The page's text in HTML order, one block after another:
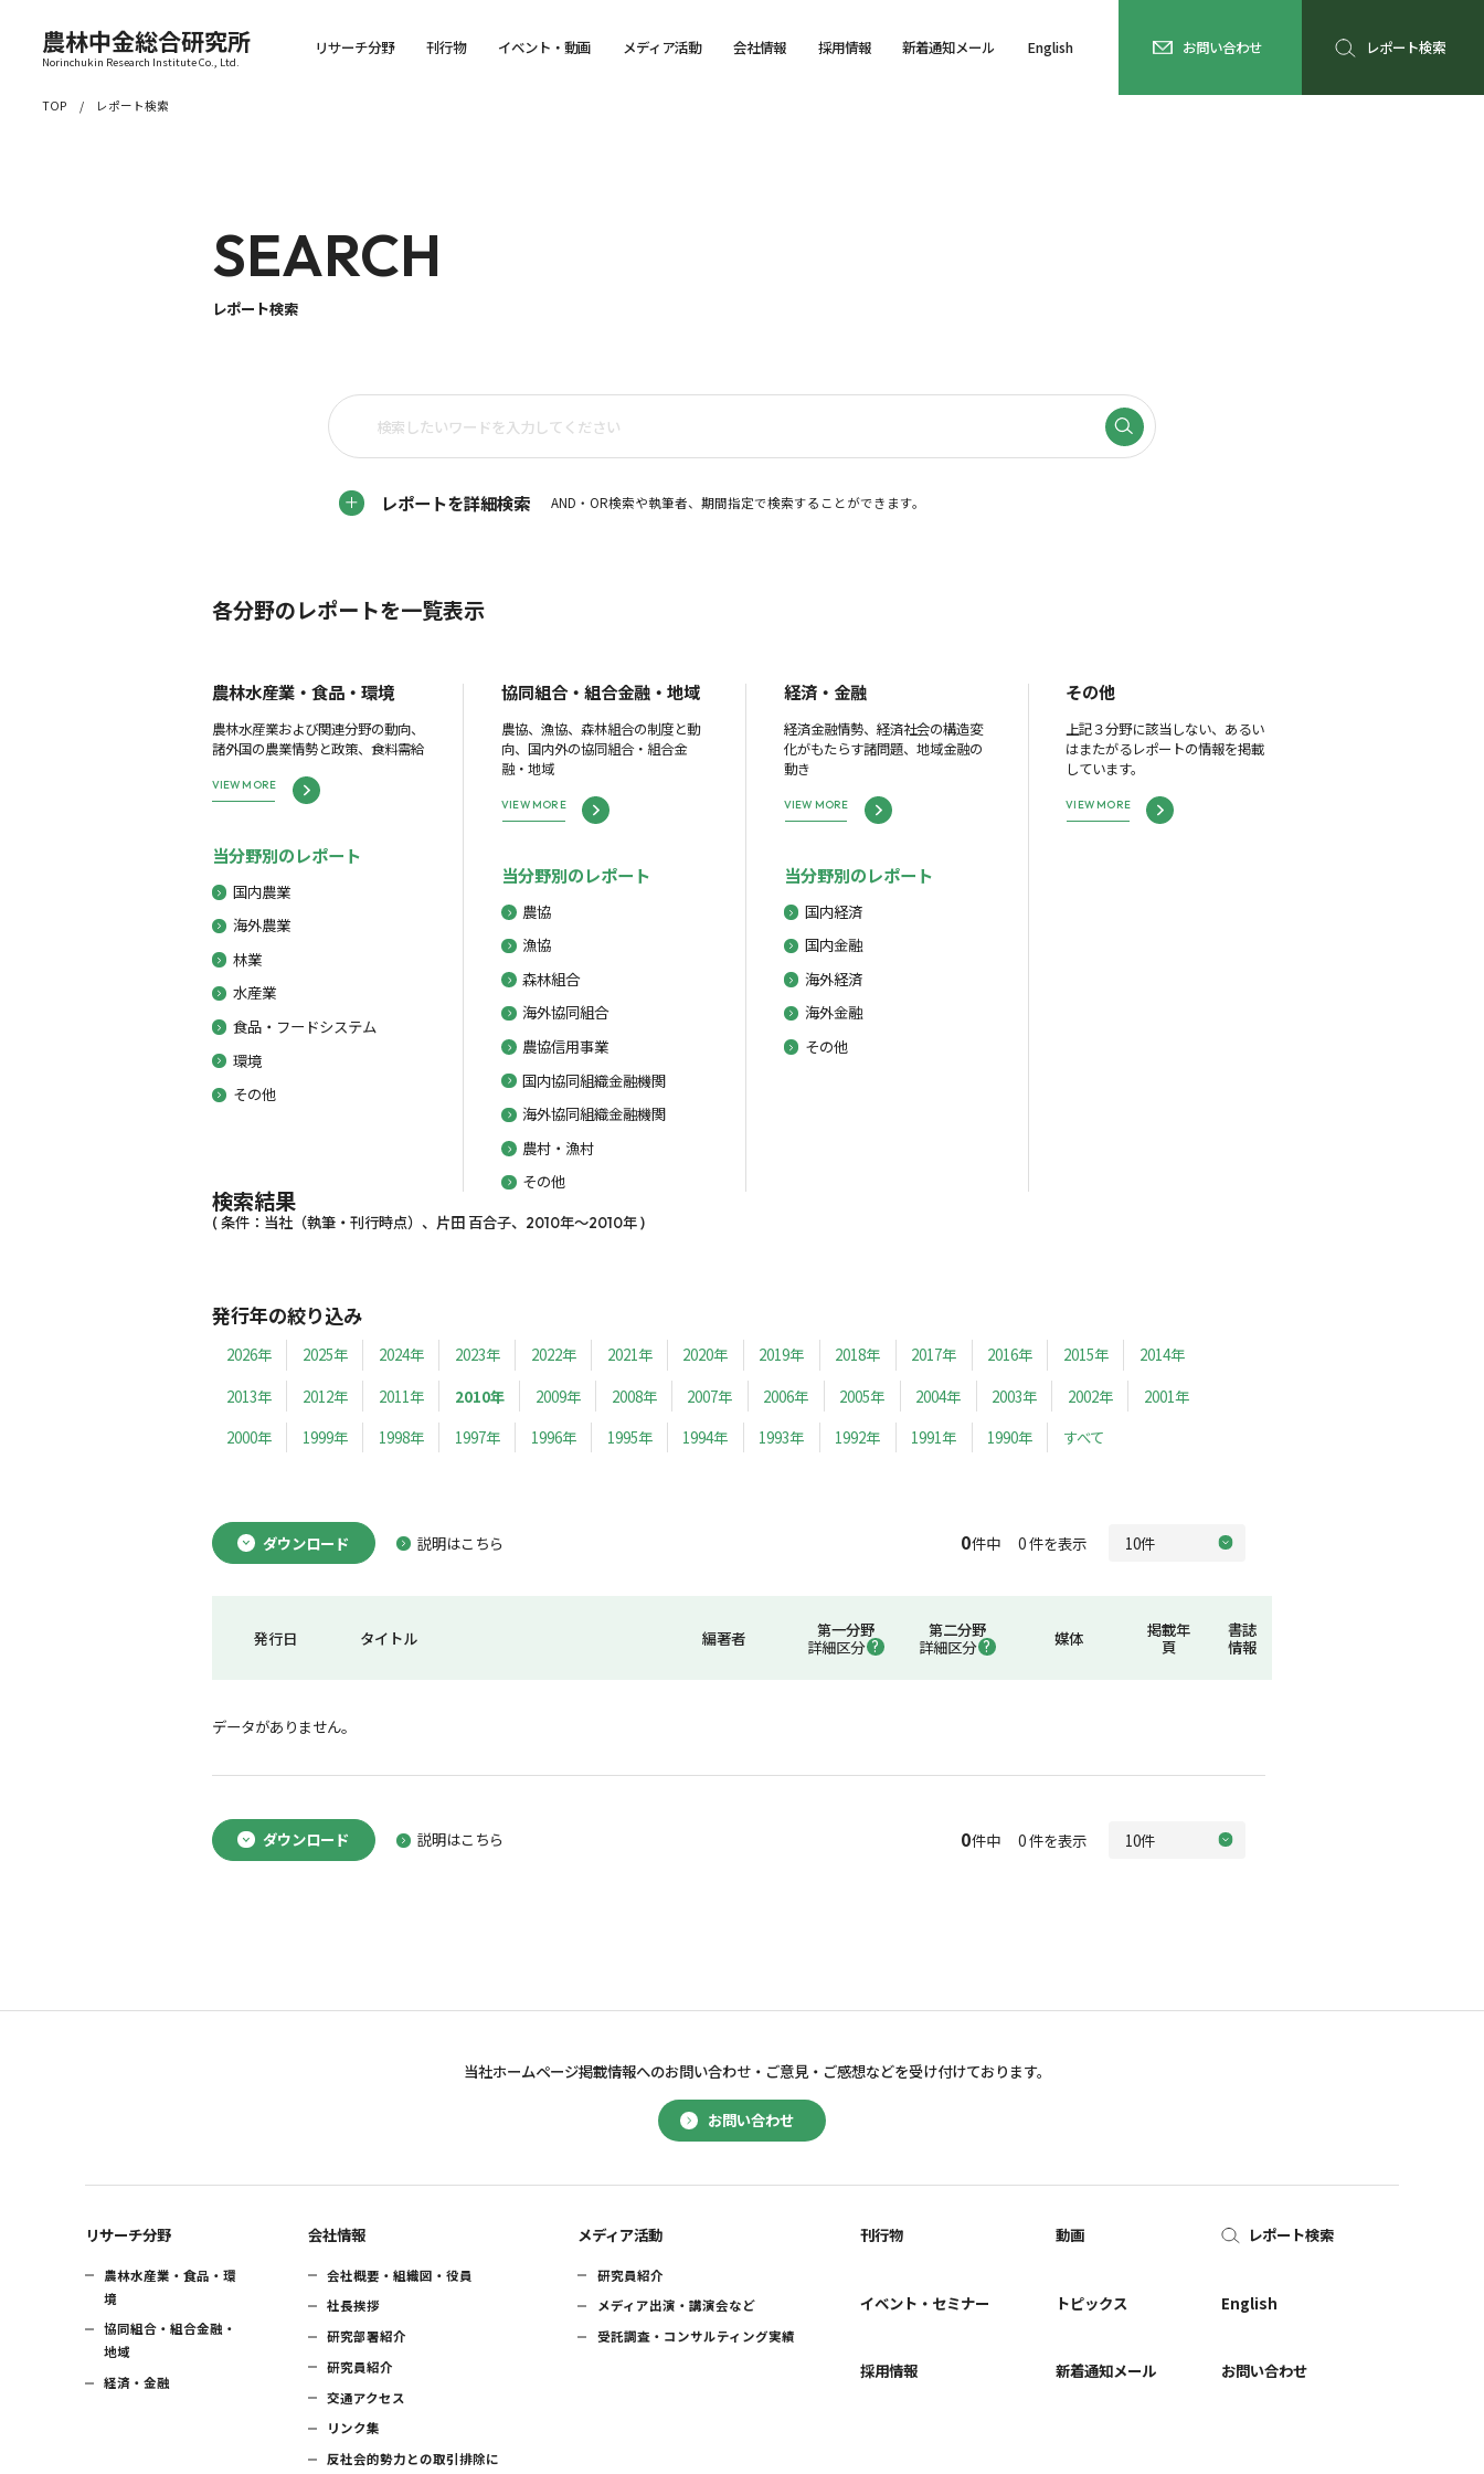
農林中金総合研究所
Norinchukin Research Institute Co., Ltd.
リサーチ分野 刊行物 イベント・動画 メディア活動 会社情報 採用情報 新着通知メール English お問い合わせ レポート検索
TOP レポート検索
SEARCH
レポート検索
レポートを詳細検索 AND・OR検索や執筆者、期間指定で検索することができます。
各分野のレポートを一覧表示
農林水産業・食品・環境
農林水産業および関連分野の動向、
諸外国の農業情勢と政策、食料需給
VIEW MORE
当分野別のレポート
国内農業
海外農業
林業
水産業
食品・フードシステム
環境
その他
協同組合・組合金融・地域
農協、漁協、森林組合の制度と動
向、国内外の協同組合・組合金
融・地域
VIEW MORE
当分野別のレポート
農協
漁協
森林組合
海外協同組合
農協信用事業
国内協同組織金融機関
海外協同組織金融機関
農村・漁村
その他
経済・金融
経済金融情勢、経済社会の構造変
化がもたらす諸問題、地域金融の
動き
VIEW MORE
当分野別のレポート
国内経済
国内金融
海外経済
海外金融
その他
その他
上記３分野に該当しない、あるい
はまたがるレポートの情報を掲載
しています。
VIEW MORE
検索結果
( 条件：当社（執筆・刊行時点）、片田 百合子、2010年～2010年 )
発行年の絞り込み
2026年 2025年 2024年 2023年 2022年 2021年 2020年 2019年 2018年 2017年 2016年 2015年
2014年
2013年
2012年 2011年 2010年 2009年 2008年 2007年 2006年 2005年 2004年 2003年 2002年
2001年
2000年
1999年 1998年 1997年 1996年 1995年 1994年 1993年 1992年 1991年 1990年 すべて
ダウンロード 説明はこちら 0件中 0 件を表示
発行日 タイトル 編著者
第一分野
詳細区分
第二分野
詳細区分
媒体
掲載年
頁
書誌
情報
データがありません。
ダウンロード 説明はこちら 0件中 0 件を表示
お問い合わせ
当社ホームページ掲載情報へのお問い合わせ・ ご意見・ご感想などを受け付けております。
リサーチ分野
農林水産業・食品・環
境
協同組合・組合金融・
地域
経済・金融
会社情報
会社概要・組織図・役員
社長挨拶
研究部署紹介
研究員紹介
交通アクセス
リンク集
反社会的勢力との取引排除に
メディア活動
研究員紹介
メディア出演・講演会など
受託調査・コンサルティング実績
刊行物
イベント・セミナー
採用情報
動画
トピックス
新着通知メール
レポート検索
English
お問い合わせ